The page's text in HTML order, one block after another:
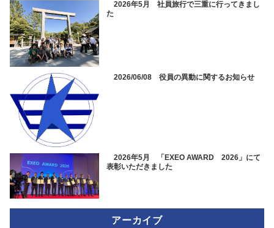
2026年5月 社員旅行で三重に行ってきまし
た
2026/06/08 役員の異動に関するお知らせ
2026年5月 「EXEO AWARD 2026」にて
表彰いただきました
アーカイブ